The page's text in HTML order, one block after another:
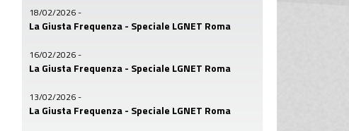
18/02/2026-
La Giusta Frequenza - Speciale LGNET Roma
16/02/2026-
La Giusta Frequenza - Speciale LGNET Roma
13/02/2026-
La Giusta Frequenza - Speciale LGNET Roma